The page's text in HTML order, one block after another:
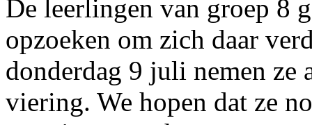
De leerlingen van groep 8
opzoeken om zich daar
donderdag 9 juli nemen ze
viering. We hopen dat ze